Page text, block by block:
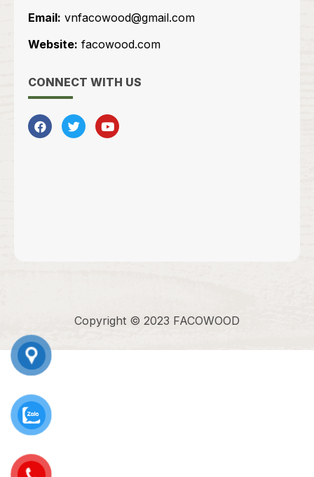
Email: vnfacowood@gmail.com
Website: facowood.com
CONNECT WITH US
Copyright © 2023 FACOWOOD